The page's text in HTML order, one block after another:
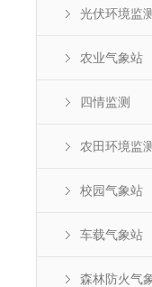
光伏环境监
农业气象站
四情监测
农田环境监测
校园气象站
车载气象站
森林防火气